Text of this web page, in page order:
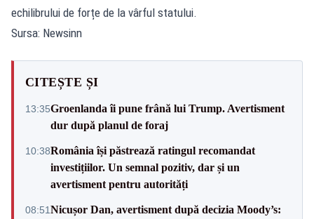
echilibrului de forțe de la vârful statului.
Sursa: Newsinn
CITEȘTE ȘI
13:35Groenlanda îi pune frână lui Trump. Avertisment
dur după planul de foraj
10:38România își păstrează ratingul recomandat
investițiilor. Un semnal pozitiv, dar și un
avertisment pentru autorități
08:51Nicușor Dan, avertisment după decizia Moody’s: